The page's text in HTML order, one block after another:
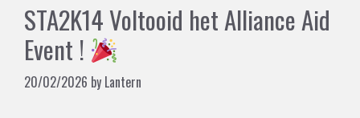
STA2K14 Voltooid het Alliance Aid
Event !
20/02/2026 by Lantern